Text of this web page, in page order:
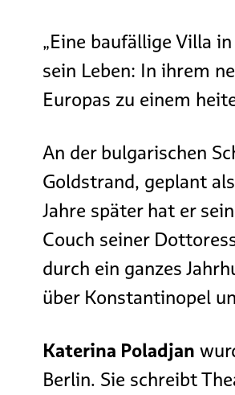
„Eine baufällige Villa
sein Leben: In ihrem
Europas zu einem
An der bulgarischen
Goldstrand, geplant
Jahre später hat er
Couch seiner
durch ein ganzes
über Konstantinopel
Katerina Poladjan
Berlin. Sie schreibt